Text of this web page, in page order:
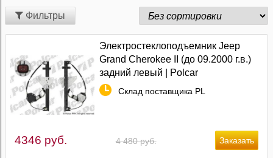
Фильтры
Электростеклоподъемник Jeep
Grand Cherokee II (до 09.2000 г.в.)
задний левый | Polcar
Склад поставщика PL
4 480 руб.
4346 руб.